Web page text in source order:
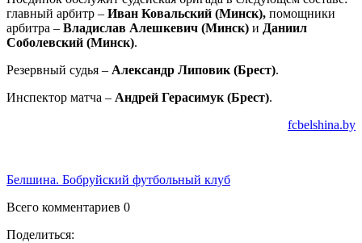
главный арбитр – Иван Ковальский (Минск), помощники
арбитра – Владислав Алешкевич (Минск) и Даниил
Соболевский (Минск).
Резервный судья – Александр Липовик (Брест).
Инспектор матча – Андрей Герасимук (Брест).
fcbelshina.by
Белшина. Бобруйский футбольный клуб
Всего комментариев 0
Поделиться: